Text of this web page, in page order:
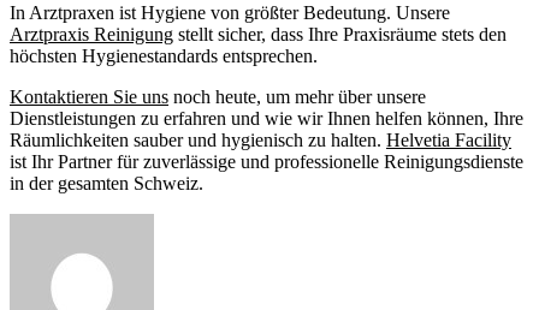
In Arztpraxen ist Hygiene von größter Bedeutung. Unsere
Arztpraxis Reinigung stellt sicher, dass Ihre Praxisräume stets den
höchsten Hygienestandards entsprechen.
Kontaktieren Sie uns noch heute, um mehr über unsere
Dienstleistungen zu erfahren und wie wir Ihnen helfen können, Ihre
Räumlichkeiten sauber und hygienisch zu halten. Helvetia Facility
ist Ihr Partner für zuverlässige und professionelle Reinigungsdienste
in der gesamten Schweiz.